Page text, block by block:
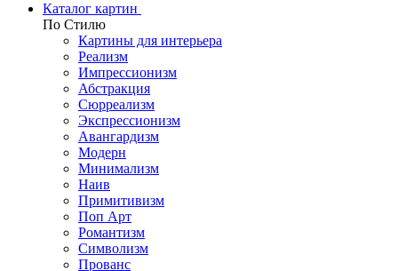
Каталог картин
По Стилю
Картины для интерьера
Реализм
Импрессионизм
Абстракция
Сюрреализм
Экспрессионизм
Авангардизм
Модерн
Минимализм
Наив
Примитивизм
Поп Арт
Романтизм
Символизм
Прованс